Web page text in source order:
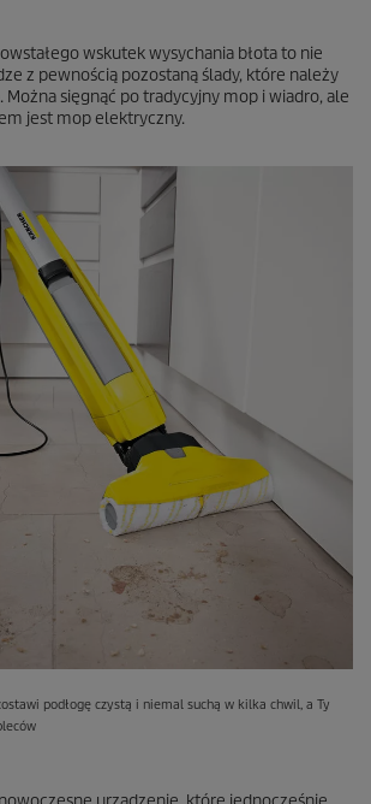
wskutek wysychania błota to nie
z pewnością pozostaną ślady, które należy
sięgnąć po tradycyjny mop i wiadro, ale
jest mop elektryczny.
podłogę czystą i niemal suchą w kilka chwil, a Ty